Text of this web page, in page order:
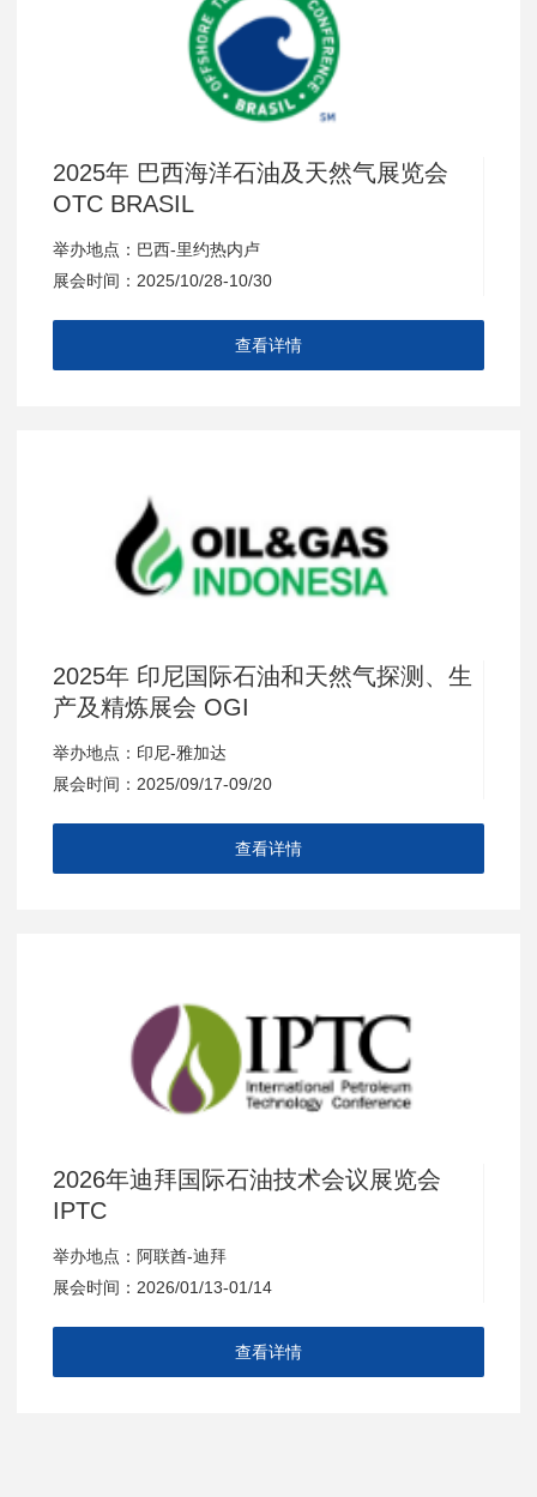
2025年 巴西海洋石油及天然气展览会
OTC BRASIL
举办地点：巴西-里约热内卢
展会时间：2025/10/28-10/30
查看详情
2025年 印尼国际石油和天然气探测、生
产及精炼展会 OGI
举办地点：印尼-雅加达
展会时间：2025/09/17-09/20
查看详情
2026年迪拜国际石油技术会议展览会
IPTC
举办地点：阿联酋-迪拜
展会时间：2026/01/13-01/14
查看详情